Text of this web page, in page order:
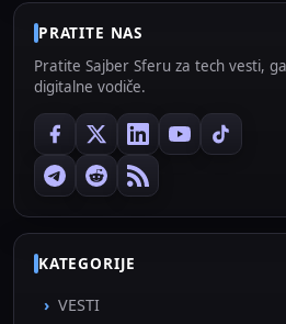
PRATITE NAS
Pratite Sajber Sferu za tech vesti,
digitalne vodiče.
KATEGORIJE
VESTI